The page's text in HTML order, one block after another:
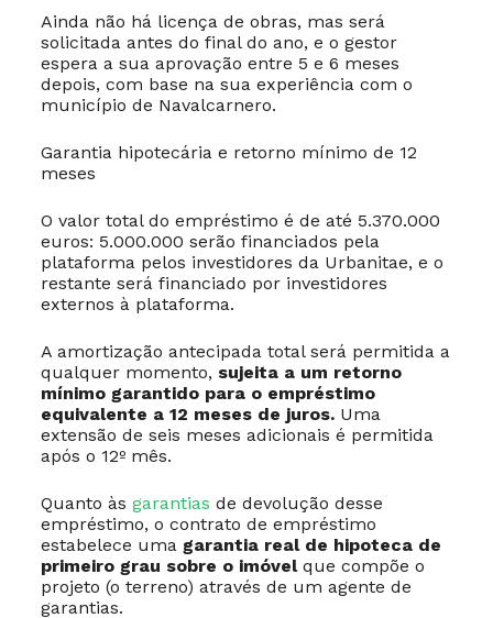
Ainda não há licença de obras, mas será
solicitada antes do final do ano, e o gestor
espera a sua aprovação entre 5 e 6 meses
depois, com base na sua experiência com o
município de Navalcarnero.
Garantia hipotecária e retorno mínimo de 12
meses
O valor total do empréstimo é de até 5.370.000
euros: 5.000.000 serão financiados pela
plataforma pelos investidores da Urbanitae, e o
restante será financiado por investidores
externos à plataforma.
A amortização antecipada total será permitida a
qualquer momento, sujeita a um retorno
mínimo garantido para o empréstimo
equivalente a 12 meses de juros.Uma
extensão de seis meses adicionais é permitida
após o 12º mês.
Quanto às garantias de devolução desse
empréstimo, o contrato de empréstimo
estabelece uma garantia real de hipoteca de
primeiro grau sobre o imóvelque compõe o
projeto (o terreno) através de um agente de
garantias.